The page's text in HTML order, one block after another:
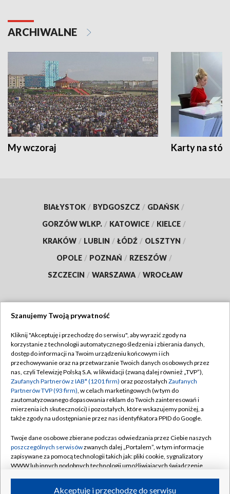
ARCHIWALNE
My wczoraj Karty na
BIAŁYSTOK / BYDGOSZCZ / GDAŃSK /
GORZÓW WLKP. / KATOWICE / KIELCE /
KRAKÓW / LUBLIN / ŁÓDŹ / OLSZTYN /
OPOLE / POZNAŃ / RZESZÓW /
SZCZECIN / WARSZAWA / WROCŁAW
TVP
Abonament TVP
Emisja w TVP
Centrum informacji TVP
Naziemna Telewizja Cyfrowa
Rada Programowa
System NOS
Informacje o nadawcy
Regulamin TVP
Polityka prywatności
Moje zgody
Pomoc
Kontakt
Kanały
Szanujemy Twoją prywatność
Kliknij "Akceptuję i przechodzę do serwisu", aby wyrazić zgody na
korzystanie z technologii automatycznego śledzenia i zbierania danych,
dostęp do informacji na Twoim urządzeniu końcowym i ich
przechowywanie oraz na przetwarzanie Twoich danych osobowych przez
nas, czyli Telewizję Polską S.A. w likwidacji (zwaną dalej również „TVP”),
Zaufanych Partnerów z IAB* (1201 firm) oraz pozostałych Zaufanych
Partnerów TVP (93 firm), w celach marketingowych (w tym do
zautomatyzowanego dopasowania reklam do Twoich zainteresowań i
mierzenia ich skuteczności) i pozostałych, które wskazujemy poniżej, a
także zgody na udostępnianie przez nas identyfikatora PPID do Google.
Twoje dane osobowe zbierane podczas odwiedzania przez Ciebie naszych
poszczególnych serwisówzwanych dalej „Portalem”, w tym informacje
zapisywane za pomocą technologii takich jak: pliki cookie, sygnalizatory
WWW lub innych podobnych technologii umożliwiających świadczenie
Akceptuję i przechodzę do serwisu